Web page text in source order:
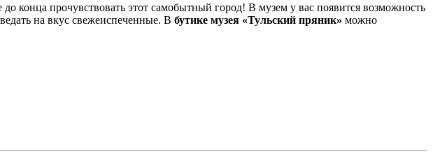
конца прочувствовать этот самобытный город! В музем у вас появится возможность
на вкус свежеиспеченные. В бутике музея «Тульский пряник» можно